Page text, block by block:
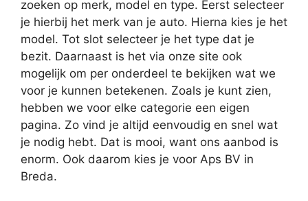
zoeken op merk, model en type. Eerst selecteer
je hierbij het merk van je auto. Hierna kies je het
model. Tot slot selecteer je het type dat je
bezit. Daarnaast is het via onze site ook
mogelijk om per onderdeel te bekijken wat we
voor je kunnen betekenen. Zoals je kunt zien,
hebben we voor elke categorie een eigen
pagina. Zo vind je altijd eenvoudig en snel wat
je nodig hebt. Dat is mooi, want ons aanbod is
enorm. Ook daarom kies je voor Aps BV in
Breda.